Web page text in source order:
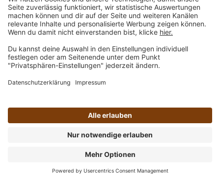
Bestellung widerrufen
Vertrag widerrufen
Alle Preise inkl. gesetzl. Mehrwertsteuer zzgl.
anders angegeben.
Impressum AGB Datenschutz